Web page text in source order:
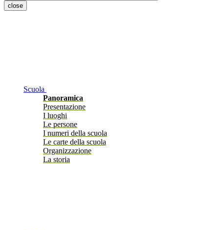
close
Scuola
Panoramica
Presentazione
I luoghi
Le persone
I numeri della scuola
Le carte della scuola
Organizzazione
La storia